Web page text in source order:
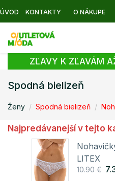
ÚVOD KONTAKTY O NÁKUPE
ZĽAVY K ZĽAVÁM
Spodná bielizeň
Ženy Spodná bielizeň
Najpredávanejší v tejto
LITEX
10.90 €